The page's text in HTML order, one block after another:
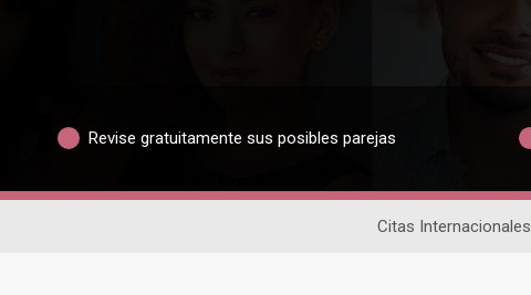
Revise gratuitamente sus posibles parejas
Citas Internacionales